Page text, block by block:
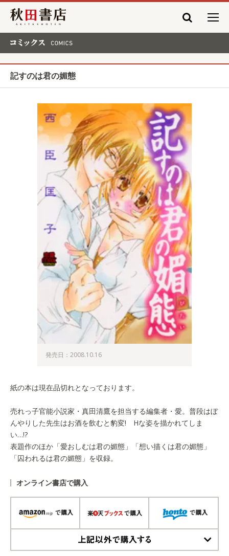
秋田書店
記すのは君の媚態
発売日：2008.10.16
紙の本は現在品切れとなっております。
売れっ子官能小説家・真田清鷹を担当する編集者・愛。普段はぼ
んやりした先生はお酒を飲むと豹変! Hな姿を描かれてしま
い…!?
表題作のほか「愛おしむは君の媚態」「想い描くは君の媚態」
「囚われるは君の媚態」を収録。
オンライン書店で購入